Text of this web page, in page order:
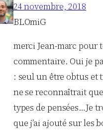
24 novembre, 2018
BLOmiG
merci Jean-marc pour
commentaire. Oui je
: seul un être obtus et
ne se reconnaîtrait
types de pensées…Je
que j’ai ajouté sur les